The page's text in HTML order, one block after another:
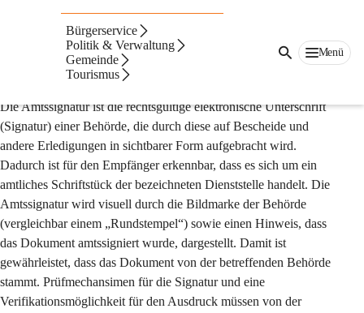
Bürgerservice
Politik & Verwaltung
Gemeinde
Tourismus
Menü
Amtssignatur
Allgemeine Informationen
Die Amtssignatur ist die rechtsgültige elektronische Unterschrift
(Signatur) einer Behörde, die durch diese auf Bescheide und
andere Erledigungen in sichtbarer Form aufgebracht wird.
Dadurch ist für den Empfänger erkennbar, dass es sich um ein
amtliches Schriftstück der bezeichneten Dienststelle handelt. Die
Amtssignatur wird visuell durch die Bildmarke der Behörde
(vergleichbar einem „Rundstempel“) sowie einen Hinweis, dass
das Dokument amtssigniert wurde, dargestellt. Damit ist
gewährleistet, dass das Dokument von der betreffenden Behörde
stammt. Prüfmechansimen für die Signatur und eine
Verifikationsmöglichkeit für den Ausdruck müssen von der